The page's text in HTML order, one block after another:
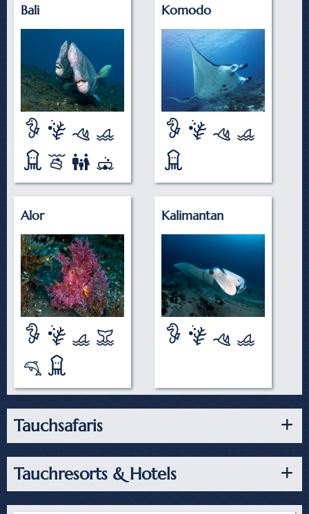
Bali Komodo
Alor Kalimantan
Tauchsafaris
Tauchresorts & Hotels